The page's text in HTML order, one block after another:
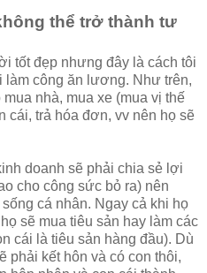
thể trở thành tư
tốt đẹp nhưng đây là cách tôi
công ăn lương. Như trên,
nhà, mua xe (mua vị thế
cái, trả hóa đơn, vv nên họ sẽ
doanh sẽ phải chia sẻ lợi
cho công sức bỏ ra) nên
cá nhân. Ngay cả khi họ
sẽ mua tiêu sản hay làm các
cái là tiêu sản hàng đầu). Dù
phải kết hôn và có con thôi,